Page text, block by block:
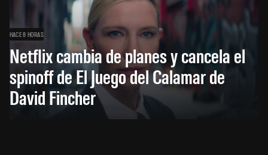
HACE 8 HORAS
Netflix cambia de planes y cancela el
spinoff de El Juego del Calamar de
David Fincher